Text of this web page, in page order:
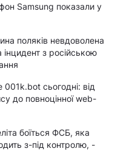
Samsung показали у
поляків невдоволена
з російською
сьогодні: від
до повноцінної web-
боїться ФСБ, яка
з-під контролю, -